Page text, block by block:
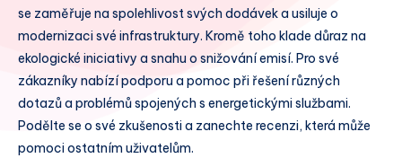
se zaměřuje na spolehlivost svých dodávek a usiluje o
modernizaci své infrastruktury. Kromě toho klade důraz na
ekologické iniciativy a snahu o snižování emisí. Pro své
zákazníky nabízí podporu a pomoc při řešení různých
dotazů a problémů spojených s energetickými službami.
Podělte se o své zkušenosti a zanechte recenzi, která může
pomoci ostatním uživatelům.